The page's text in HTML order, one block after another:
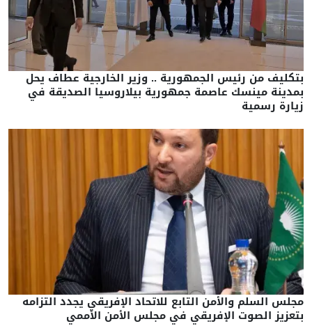
بتكليف من رئيس الجمهورية .. وزير الخارجية عطاف يحل
بمدينة مينسك عاصمة جمهورية بيلاروسيا الصديقة في
زيارة رسمية
مجلس السلم والأمن التابع للاتحاد الإفريقي يجدد التزامه
بتعزيز الصوت الإفريقي في مجلس الأمن الأممي